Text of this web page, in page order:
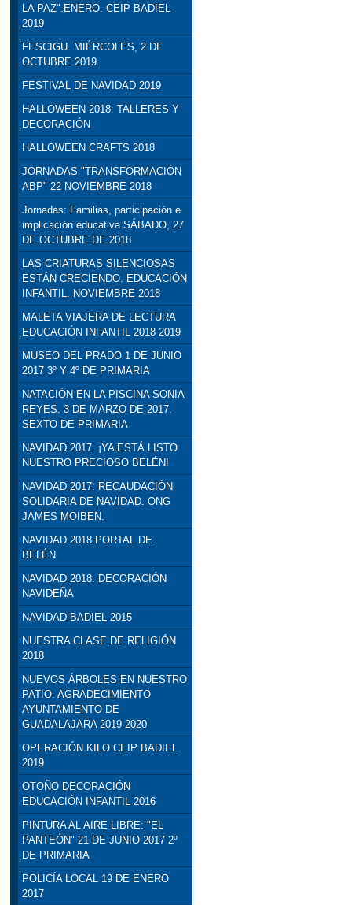
LA PAZ".ENERO. CEIP BADIEL
2019
FESCIGU. MIÉRCOLES, 2 DE
OCTUBRE 2019
FESTIVAL DE NAVIDAD 2019
HALLOWEEN 2018: TALLERES Y
DECORACIÓN
HALLOWEEN CRAFTS 2018
JORNADAS "TRANSFORMACIÓN
ABP" 22 NOVIEMBRE 2018
Jornadas: Familias, participación e
implicación educativa SÁBADO, 27
DE OCTUBRE DE 2018
LAS CRIATURAS SILENCIOSAS
ESTÁN CRECIENDO. EDUCACIÓN
INFANTIL. NOVIEMBRE 2018
MALETA VIAJERA DE LECTURA
EDUCACIÓN INFANTIL 2018 2019
MUSEO DEL PRADO 1 DE JUNIO
2017 3º Y 4º DE PRIMARIA
NATACIÓN EN LA PISCINA SONIA
REYES. 3 DE MARZO DE 2017.
SEXTO DE PRIMARIA
NAVIDAD 2017. ¡YA ESTÁ LISTO
NUESTRO PRECIOSO BELÉN!
NAVIDAD 2017: RECAUDACIÓN
SOLIDARIA DE NAVIDAD. ONG
JAMES MOIBEN.
NAVIDAD 2018 PORTAL DE
BELÉN
NAVIDAD 2018. DECORACIÓN
NAVIDEÑA
NAVIDAD BADIEL 2015
NUESTRA CLASE DE RELIGIÓN
2018
NUEVOS ÁRBOLES EN NUESTRO
PATIO. AGRADECIMIENTO
AYUNTAMIENTO DE
GUADALAJARA 2019 2020
OPERACIÓN KILO CEIP BADIEL
2019
OTOÑO DECORACIÓN
EDUCACIÓN INFANTIL 2016
PINTURA AL AIRE LIBRE: "EL
PANTEÓN" 21 DE JUNIO 2017 2º
DE PRIMARIA
POLICÍA LOCAL 19 DE ENERO
2017